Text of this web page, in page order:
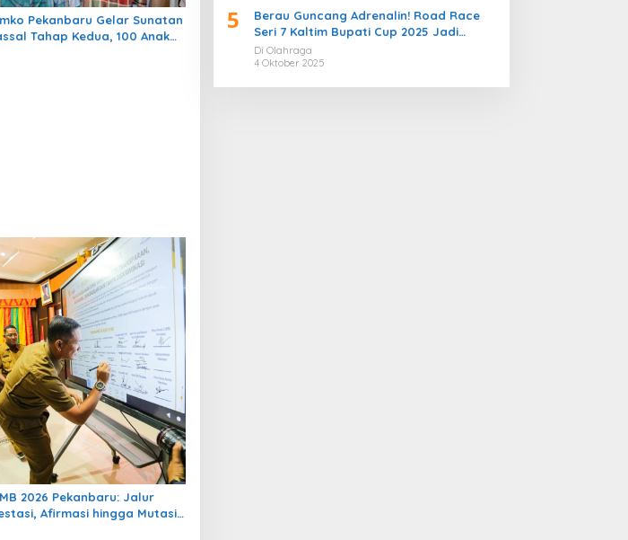
Pekanbaru Gelar Sunatan
Tahap Kedua, 100 Anak
2026 Pekanbaru: Jalur
Afirmasi hingga Mutasi
5
Berau Guncang Adrenalin! Road Race
Seri 7 Kaltim Bupati Cup 2025 Jadi
Momentum Lahirnya Sirkuit Permanen
2026
Di Olahraga
4 Oktober 2025